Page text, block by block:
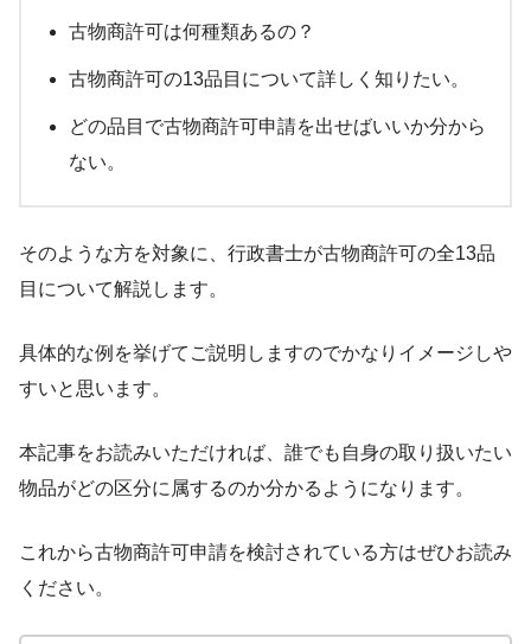
古物商許可は何種類あるの？
古物商許可の13品目について詳しく知りたい。
どの品目で古物商許可申請を出せばいいか分から
ない。
そのような方を対象に、行政書士が古物商許可の全13品
目について解説します。
具体的な例を挙げてご説明しますのでかなりイメージしや
すいと思います。
本記事をお読みいただければ、誰でも自身の取り扱いたい
物品がどの区分に属するのか分かるようになります。
これから古物商許可申請を検討されている方はぜひお読み
ください。